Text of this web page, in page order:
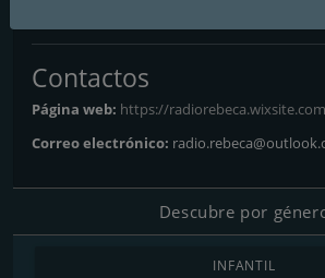
Contactos
Página web: https://
Correo electrónico:
Descubre por
INFANTIL